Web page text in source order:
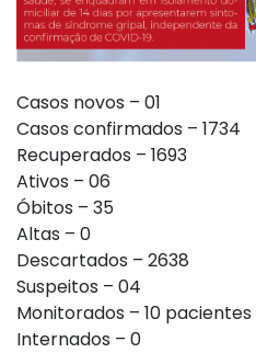
Casos novos – 01
Casos confirmados – 1734
Recuperados – 1693
Ativos – 06
Óbitos – 35
Altas – 0
Descartados – 2638
Suspeitos – 04
Monitorados – 10 pacientes
Internados – 0